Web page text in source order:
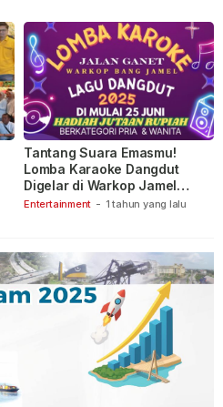
Entertainment - 1 tahun yang lalu
Tantang Suara Emasmu!
Lomba Karaoke Dangdut
Digelar di Warkop Jamel
Ganet